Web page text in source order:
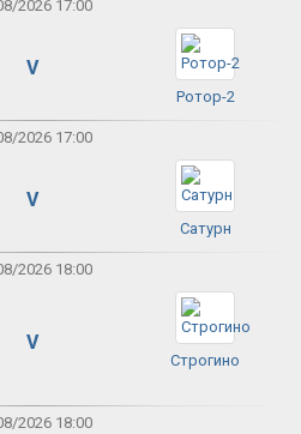
2026 17:00
V
Ротор-2
2026 17:00
V
Сатурн
2026 18:00
V
Строгино
2026 18:00